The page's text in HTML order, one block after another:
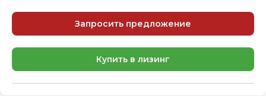
Запросить предложение
Купить в лизинг